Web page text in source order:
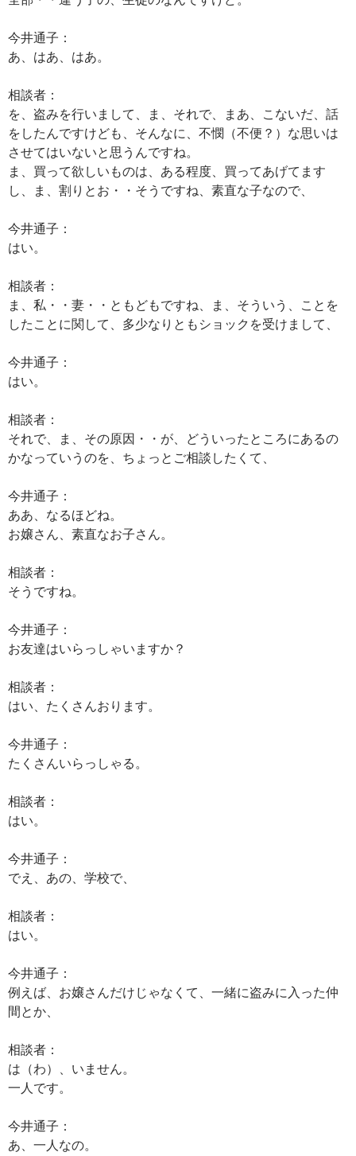
今井通子：
あ、はあ、はあ。
相談者：
を、盗みを行いまして、ま、それで、まあ、こないだ、話
をしたんですけども、そんなに、不憫（不便？）な思いは
させてはいないと思うんですね。
ま、買って欲しいものは、ある程度、買ってあげてます
し、ま、割りとお・・そうですね、素直な子なので、
今井通子：
はい。
相談者：
ま、私・・妻・・ともどもですね、ま、そういう、ことを
したことに関して、多少なりともショックを受けまして、
今井通子：
はい。
相談者：
それで、ま、その原因・・が、どういったところにあるの
かなっていうのを、ちょっとご相談したくて、
今井通子：
ああ、なるほどね。
お嬢さん、素直なお子さん。
相談者：
そうですね。
今井通子：
お友達はいらっしゃいますか？
相談者：
はい、たくさんおります。
今井通子：
たくさんいらっしゃる。
相談者：
はい。
今井通子：
でえ、あの、学校で、
相談者：
はい。
今井通子：
例えば、お嬢さんだけじゃなくて、一緒に盗みに入った仲
間とか、
相談者：
は（わ）、いません。
一人です。
今井通子：
あ、一人なの。